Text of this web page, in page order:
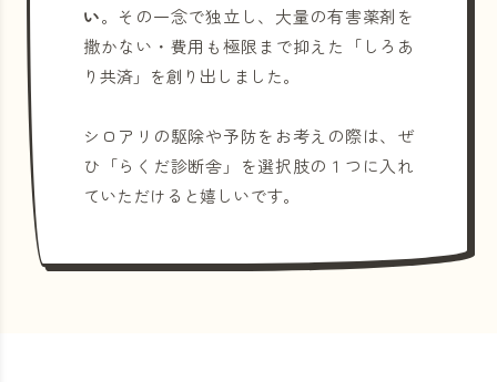
い。その一念で独立し、大量の有害薬剤を
撒かない・費用も極限まで抑えた「しろあ
り共済」を創り出しました。
シロアリの駆除や予防をお考えの際は、ぜ
ひ「らくだ診断舎」を選択肢の１つに入れ
ていただけると嬉しいです。